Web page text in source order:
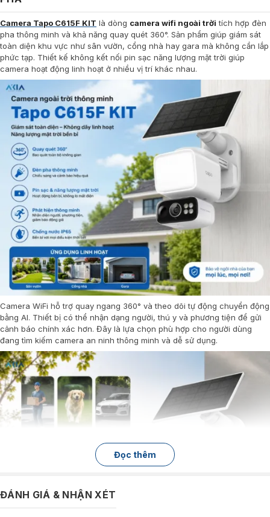
Camera Tapo C615F KIT là dòng camera wifi ngoài trời tích hợp đèn
pha thông minh và khả năng quay quét 360°. Sản phẩm giúp giám sát
toàn diện khu vực như sân vườn, cổng nhà hay gara mà không cần lắp
phức tạp. Thiết kế không kết nối pin sạc năng lượng mặt trời giúp
camera hoạt động linh hoạt ở nhiều vị trí khác nhau.
Camera WiFi hỗ trợ quay ngang 360° và theo dõi tự động chuyển động
bằng AI. Thiết bị có thể nhận dạng người, thú y và phương tiện để gửi
cảnh báo chính xác hơn. Đây là lựa chọn phù hợp cho người dùng
đang tìm kiếm camera an ninh thông minh và dễ sử dụng.
Đọc thêm
ĐÁNH GIÁ & NHẬN XÉT